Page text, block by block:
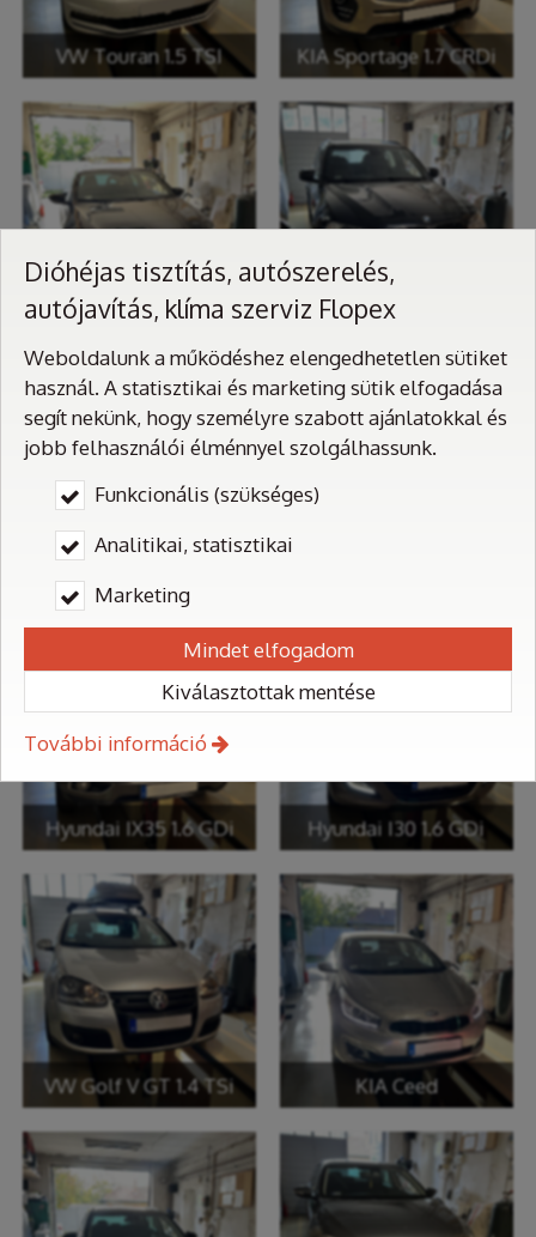
VW Touran 1.5 TSI KIA Sportage 1.7 CRDi
VW Sirocco 2.0 TSi BMW X5 30D
Hyundai IX35 1.6 GDi Hyundai I30 1.6 GDi
VW Golf V GT 1.4 TSi KIA Ceed
Dióhéjas tisztítás, autószerelés,
autójavítás, klíma szerviz Flopex
Weboldalunk a működéshez elengedhetetlen sütiket
használ. A statisztikai és marketing sütik elfogadása
segít nekünk, hogy személyre szabott ajánlatokkal és
jobb felhasználói élménnyel szolgálhassunk.
Funkcionális (szükséges)
Analitikai, statisztikai
Marketing
Mindet elfogadom
Kiválasztottak mentése
További információ